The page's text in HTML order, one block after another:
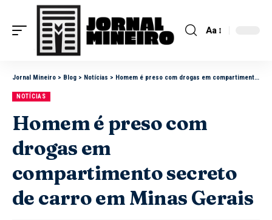
Aa
Jornal Mineiro > Blog > Notícias > Homem é preso com drogas em compartimento secreto de carro em Minas Gerais
NOTÍCIAS
Homem é preso com
drogas em
compartimento secreto
de carro em Minas Gerais